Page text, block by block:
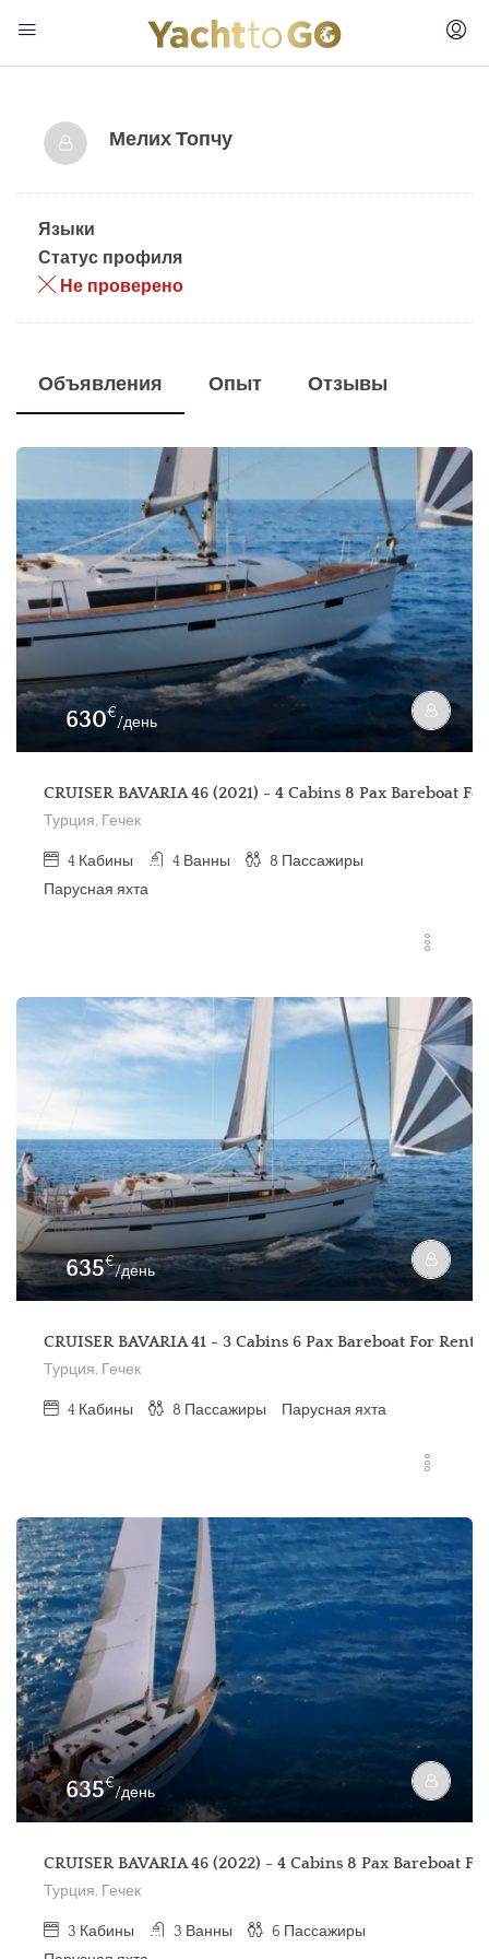
Мелих Топчу
Языки
Статус профиля
Не проверено
Объявления Опыт Отзывы
630€
/день
CRUISER BAVARIA 46 (2021) - 4 Cabins 8 Pax Bareboat
Турция, Гечек
4 Кабины 4 Ванны 8 Пассажиры
Парусная яхта
635€
/день
CRUISER BAVARIA 41 - 3 Cabins 6 Pax Bareboat For
Турция, Гечек
4 Кабины 8 Пассажиры Парусная яхта
635€
/день
CRUISER BAVARIA 46 (2022) - 4 Cabins 8 Pax Bareboat
Турция, Гечек
3 Кабины 3 Ванны 6 Пассажиры